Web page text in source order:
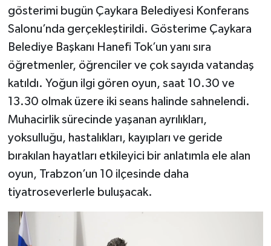
gösterimi bugün Çaykara Belediyesi Konferans
Salonu’nda gerçekleştirildi. Gösterime Çaykara
Belediye Başkanı Hanefi Tok’un yanı sıra
öğretmenler, öğrenciler ve çok sayıda vatandaş
katıldı. Yoğun ilgi gören oyun, saat 10.30 ve
13.30 olmak üzere iki seans halinde sahnelendi.
Muhacirlik sürecinde yaşanan ayrılıkları,
yoksulluğu, hastalıkları, kayıpları ve geride
bırakılan hayatları etkileyici bir anlatımla ele alan
oyun, Trabzon’un 10 ilçesinde daha
tiyatroseverlerle buluşacak.